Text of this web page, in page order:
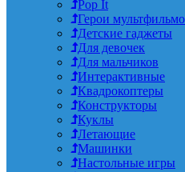
Pop It
Герои
Детские гаджеты
Для девочек
Для мальчиков
Интерактивные
Квадрокоптеры
Конструкторы
Куклы
Летающие
Машинки
Настольные игры